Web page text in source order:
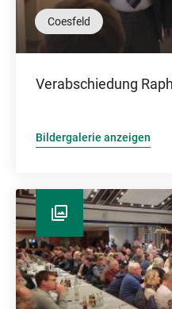
Coesfeld
Verabschiedung
Bildergalerie anzeigen